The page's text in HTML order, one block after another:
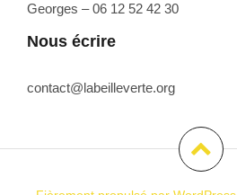
Georges – 06 12 52 42 30
Nous écrire
contact@labeilleverte.org